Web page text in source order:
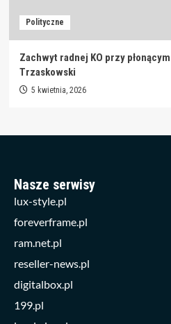
Polityczne
Zachwyt radnej KO przy
Trzaskowski
5 kwietnia, 2026
Nasze serwisy
lux-style.pl
foreverframe.pl
ram.net.pl
reseller-news.pl
digitalbox.pl
199.pl